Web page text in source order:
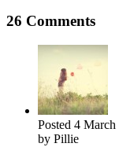
26 Comments
Posted 4 March
by Pillie